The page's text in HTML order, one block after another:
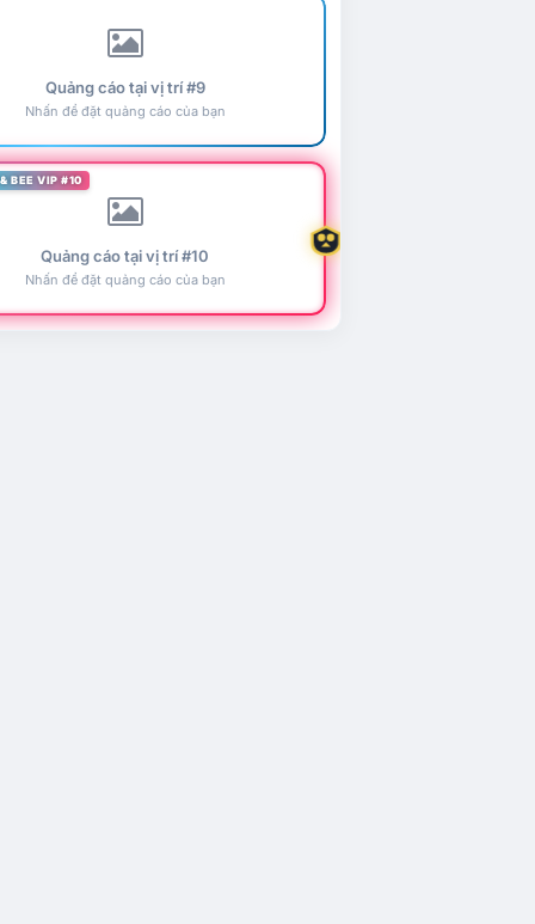
Quảng cáo tại vị trí #9
Nhấn để đặt quảng cáo của bạn
BEE VIP #10
Quảng cáo tại vị trí #10
Nhấn để đặt quảng cáo của bạn